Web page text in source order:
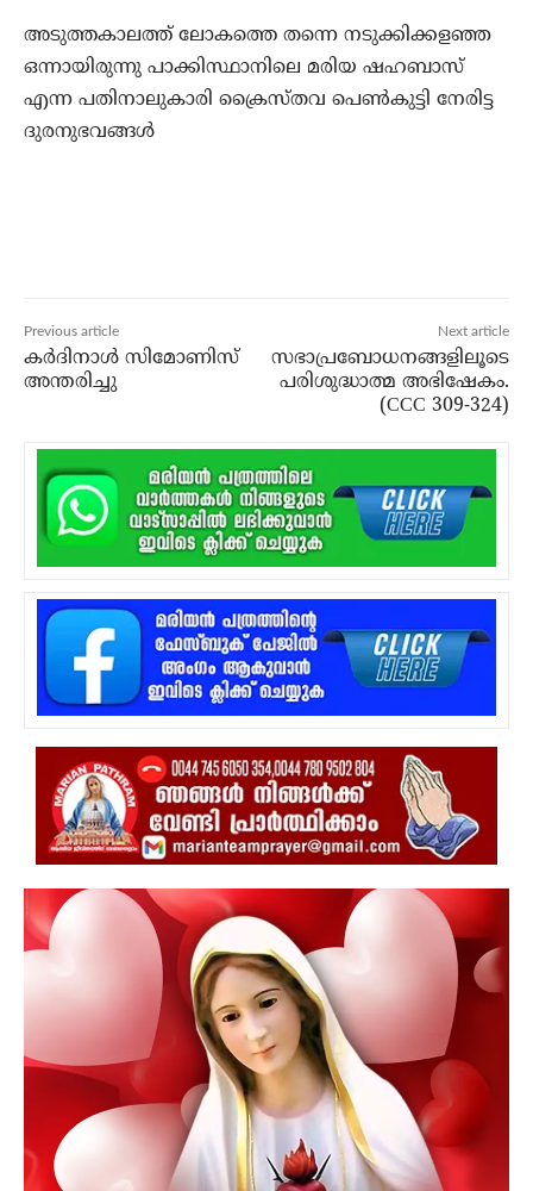
അടുത്തകാലത്ത് ലോകത്തെ തന്നെ നടുക്കിക്കളഞ്ഞ
ഒന്നായിരുന്നു പാക്കിസ്ഥാനിലെ മരിയ ഷഹബാസ്
എന്ന പതിനാലുകാരി ക്രൈസ്തവ പെണ്‍കുട്ടി നേരിട്ട
ദുരനുഭവങ്ങള്‍
Previous article
കര്‍ദിനാള്‍ സിമോണിസ്
അന്തരിച്ചു
Next article
സഭാപ്രബോധനങ്ങളിലൂടെ
പരിശുദ്ധാത്മ അഭിഷേകം.
(CCC 309-324)